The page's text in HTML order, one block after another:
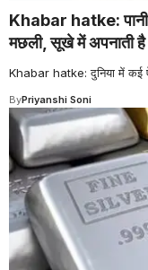
Khabar hatke: पानी
मछली, सूखे में अपनाती है
Khabar hatke: दुनिया में कई
ByPriyanshi Soni